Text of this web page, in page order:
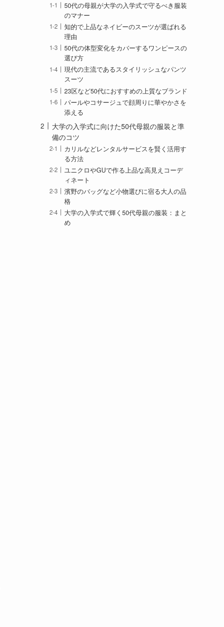
50代の母親が大学の入学式で守るべき服装
のマナー
知的で上品なネイビーのスーツが選ばれる
理由
50代の体型変化をカバーするワンピースの
選び方
現代の主流であるスタイリッシュなパンツ
スーツ
23区など50代におすすめの上質なブランド
パールやコサージュで顔周りに華やかさを
添える
大学の入学式に向けた50代母親の服装と準
備のコツ
カリルなどレンタルサービスを賢く活用す
る方法
ユニクロやGUで作る上品な高見えコーデ
ィネート
濱野のバッグなど小物選びに宿る大人の品
格
大学の入学式で輝く50代母親の服装：まと
め